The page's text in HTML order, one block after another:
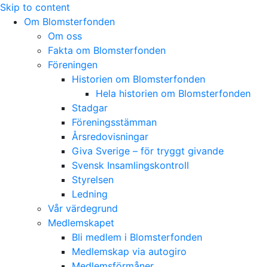
Skip to content
Om Blomsterfonden
Om oss
Fakta om Blomsterfonden
Föreningen
Historien om Blomsterfonden
Hela historien om Blomsterfonden
Stadgar
Föreningsstämman
Årsredovisningar
Giva Sverige – för tryggt givande
Svensk Insamlingskontroll
Styrelsen
Ledning
Vår värdegrund
Medlemskapet
Bli medlem i Blomsterfonden
Medlemskap via autogiro